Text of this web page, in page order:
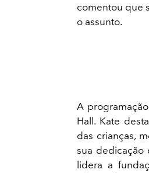
comentou que
o assunto.
A
Hall. Kate
das crianças,
sua dedicação
lidera a